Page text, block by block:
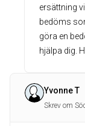
ersättning
bedöms
göra en
hjälpa dig.
Yvonne T
Skrev om